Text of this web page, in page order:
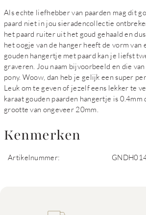
Als echte liefhebber van paarden mag dit
paard niet in jou sieradencollectie
het paard ruiter uit het goud gehaald en
het oogje van de hanger heeft de vorm van
gouden hangertje met paard kan je liefst
graveren. Jou naam bijvoorbeeld en die
pony. Woow, dan heb je gelijk een super
Leuk om te geven of jezelf eens lekker te
karaat gouden paarden hangertje is 0.4mm
grootte van ongeveer 20mm.
Kenmerken
Artikelnummer: